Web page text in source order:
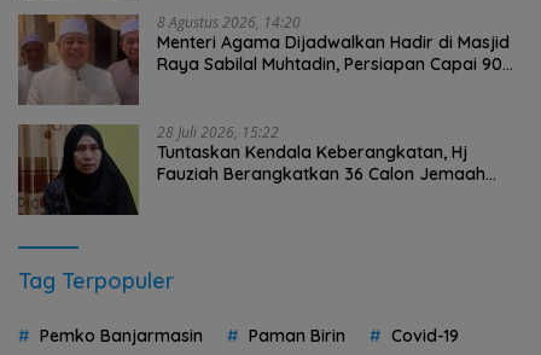
8 Agustus 2026, 14:20
Menteri Agama Dijadwalkan Hadir di Masjid
Raya Sabilal Muhtadin, Persiapan Capai 90
28 Juli 2026, 15:22
Tuntaskan Kendala Keberangkatan, Hj
Fauziah Berangkatkan 36 Calon Jemaah
Tag Terpopuler
Pemko Banjarmasin Paman Birin Covid-19